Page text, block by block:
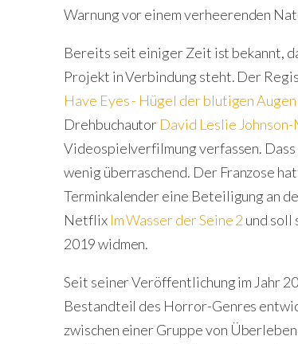
Warnung vor einem verheerenden
Bereits seit einiger Zeit ist bekannt,
Projekt in Verbindung steht. Der
Have Eyes - Hügel der blutigen Augen
Drehbuchautor David Leslie
Videospielverfilmung verfassen.
wenig überraschend. Der Franzose
Terminkalender eine Beteiligung an
Netflix Im Wasser der Seine 2 und soll
2019 widmen.
Seit seiner Veröffentlichung im Jahr
Bestandteil des Horror-Genres
zwischen einer Gruppe von